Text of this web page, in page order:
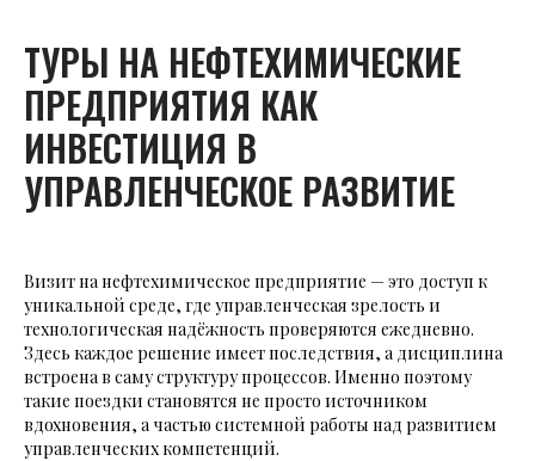
ТУРЫ НА НЕФТЕХИМИЧЕСКИЕ
ПРЕДПРИЯТИЯ КАК
ИНВЕСТИЦИЯ В
УПРАВЛЕНЧЕСКОЕ РАЗВИТИЕ
Визит на нефтехимическое предприятие — это доступ к
уникальной среде, где управленческая зрелость и
технологическая надёжность проверяются ежедневно.
Здесь каждое решение имеет последствия, а дисциплина
встроена в саму структуру процессов. Именно поэтому
такие поездки становятся не просто источником
вдохновения, а частью системной работы над развитием
управленческих компетенций.